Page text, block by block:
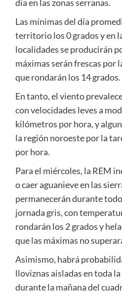
día en las zonas serranas.
Las mínimas del día
territorio los 0 grados y en
localidades se producirán
máximas serán frescas por
que rondarán los 14 grados.
En tanto, el viento
con velocidades leves a
kilómetros por hora, y
la región noroeste por la
por hora.
Para el miércoles, la REM
o caer aguanieve en las
permanecerán durante
jornada gris, con
rondarán los 2 grados y
que las máximas no
Asimismo, habrá
lloviznas aisladas en toda
durante la mañana del